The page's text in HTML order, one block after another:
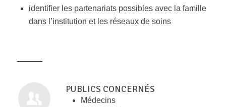
identifier les partenariats possibles avec la famille
dans l’institution et les réseaux de soins
PUBLICS CONCERNÉS
Médecins